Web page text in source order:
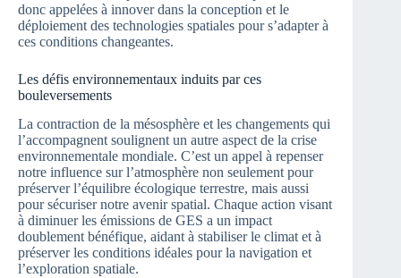
donc appelées à innover dans la conception et le
déploiement des technologies spatiales pour s’adapter à
ces conditions changeantes.
Les défis environnementaux induits par ces
bouleversements
La contraction de la mésosphère et les changements qui
l’accompagnent soulignent un autre aspect de la crise
environnementale mondiale. C’est un appel à repenser
notre influence sur l’atmosphère non seulement pour
préserver l’équilibre écologique terrestre, mais aussi
pour sécuriser notre avenir spatial. Chaque action visant
à diminuer les émissions de GES a un impact
doublement bénéfique, aidant à stabiliser le climat et à
préserver les conditions idéales pour la navigation et
l’exploration spatiale.